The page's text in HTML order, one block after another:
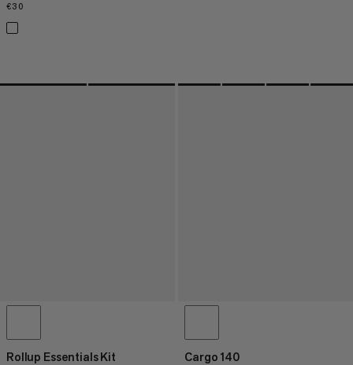
€30
Rollup Essentials Kit Cargo 140